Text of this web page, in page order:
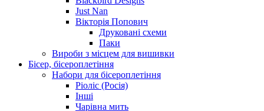
Just Nan
Вікторія Попович
Друковані схеми
Паки
Вироби з місцем для вишивки
Бісер, бісероплетіння
Набори для бісероплетіння
Ріоліс (Росія)
Інші
Чарівна мить